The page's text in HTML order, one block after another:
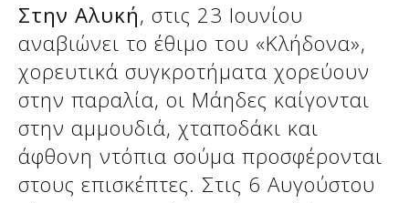
Στην Αλυκή, στις 23 Ιουνίου
αναβιώνει το έθιμο του «Κλήδονα»,
χορευτικά συγκροτήματα χορεύουν
στην παραλία, οι Μάηδες καίγονται
στην αμμουδιά, χταποδάκι και
άφθονη ντόπια σούμα προσφέρονται
στους επισκέπτες. Στις 6 Αυγούστου